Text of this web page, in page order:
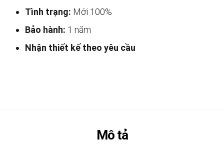
Tình trạng: Mới 100%
Bảo hành: 1 năm
Nhận thiết kế theo yêu cầu
Mô tả